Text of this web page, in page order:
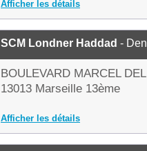
Afficher les détails
SCM Londner Haddad -
BOULEVARD MARCEL
13013 Marseille 13ème
Afficher les détails